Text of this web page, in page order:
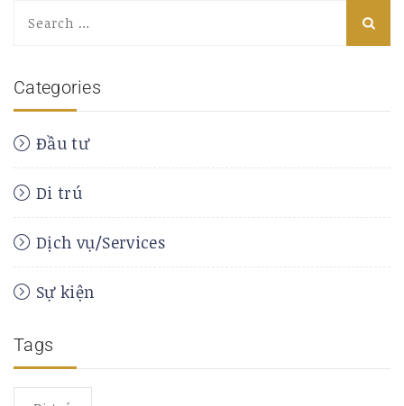
Categories
Đầu tư
Di trú
Dịch vụ/Services
Sự kiện
Tags